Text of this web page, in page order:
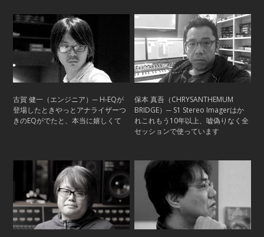
古賀 健一（エンジニア）─ H-EQが
登場したときやっとアナライザーつ
きのEQがでたと、本当に嬉しくて
保本 真吾（CHRYSANTHEMUM
BRIDGE）─ S1 Stereo Imagerはか
れこれもう10年以上、嘘偽りなく全
セッションで使っています